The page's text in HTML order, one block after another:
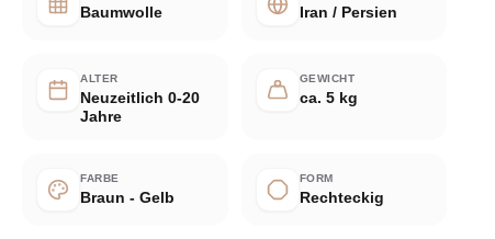
Baumwolle Iran / Persien
ALTER
Neuzeitlich 0-20
Jahre
GEWICHT
ca. 5 kg
FARBE
Braun - Gelb
FORM
Rechteckig